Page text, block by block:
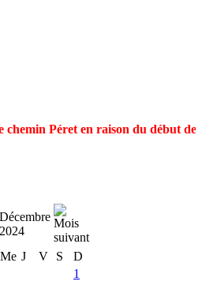
Péret en raison du début
Décembre
2024
Me J V S
D
1